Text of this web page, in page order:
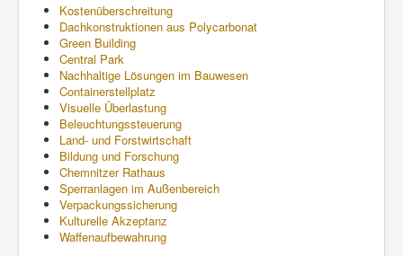
Kostenüberschreitung
Dachkonstruktionen aus Polycarbonat
Green Building
Central Park
Nachhaltige Lösungen im Bauwesen
Containerstellplatz
Visuelle Überlastung
Beleuchtungssteuerung
Land- und Forstwirtschaft
Bildung und Forschung
Chemnitzer Rathaus
Sperranlagen im Außenbereich
Verpackungssicherung
Kulturelle Akzeptanz
Waffenaufbewahrung